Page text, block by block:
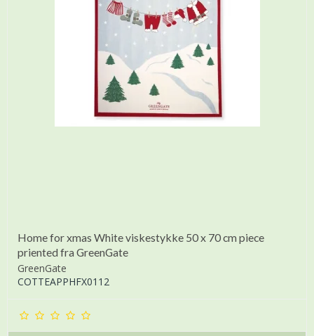
Home for xmas White viskestykke 50 x 70 cm piece
priented fra GreenGate
GreenGate
COTTEAPPHFX0112